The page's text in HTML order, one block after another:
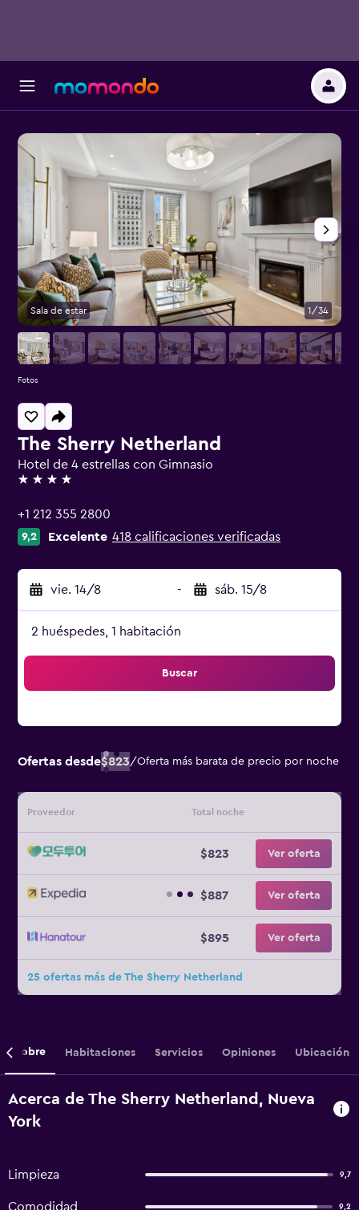
The Sherry Netherland
Hotel de 4 estrellas con Gimnasio
4 estrellas
+1 212 355 2800
9,2 Excelente 418 calificaciones verificadas
vie. 14/8 - sáb. 15/8
2 huéspedes, 1 habitación
Buscar
Ofertas desde$823/Oferta más barata de precio por noche
Proveedor Total noche
$823 Ver oferta
$887 Ver oferta
$895 Ver oferta
25 ofertas más de The Sherry Netherland
Sala de estar 1/34
Fotos
Sobre Habitaciones Servicios Opiniones Ubicación
Acerca de The Sherry Netherland, Nueva
York
Limpieza 9,7
Comodidad 9,2